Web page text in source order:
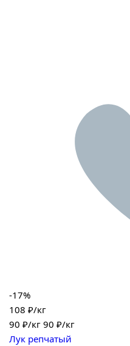
-17%
108 ₽/кг
90 ₽/кг 90 ₽/кг
Лук репчатый